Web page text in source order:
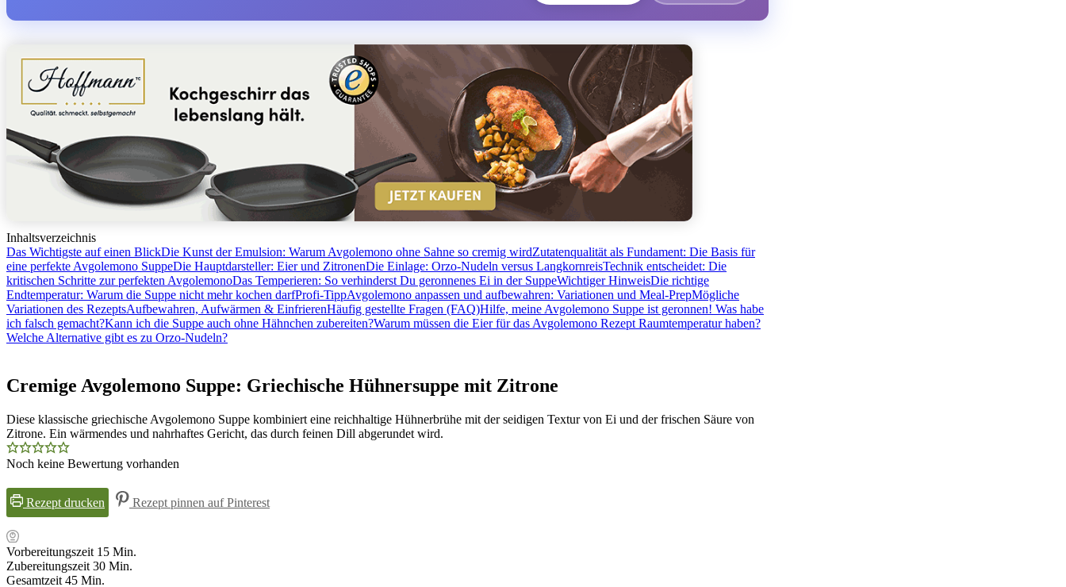
Inhaltsverzeichnis
Das Wichtigste auf einen BlickDie Kunst der Emulsion: Warum Avgolemono ohne Sahne so cremig wirdZutatenqualität als Fundament: Die Basis für
eine perfekte Avgolemono SuppeDie Hauptdarsteller: Eier und ZitronenDie Einlage: Orzo-Nudeln versus LangkornreisTechnik entscheidet: Die
kritischen Schritte zur perfekten AvgolemonoDas Temperieren: So verhinderst Du geronnenes Ei in der SuppeWichtiger HinweisDie richtige
Endtemperatur: Warum die Suppe nicht mehr kochen darfProfi-TippAvgolemono anpassen und aufbewahren: Variationen und Meal-PrepMögliche
Variationen des RezeptsAufbewahren, Aufwärmen & EinfrierenHäufig gestellte Fragen (FAQ)Hilfe, meine Avgolemono Suppe ist geronnen! Was habe
ich falsch gemacht?Kann ich die Suppe auch ohne Hähnchen zubereiten?Warum müssen die Eier für das Avgolemono Rezept Raumtemperatur haben?
Welche Alternative gibt es zu Orzo-Nudeln?
Cremige Avgolemono Suppe: Griechische Hühnersuppe mit Zitrone
Diese klassische griechische Avgolemono Suppe kombiniert eine reichhaltige Hühnerbrühe mit der seidigen Textur von Ei und der frischen Säure von
Zitrone. Ein wärmendes und nahrhaftes Gericht, das durch feinen Dill abgerundet wird.
Noch keine Bewertung vorhanden
Rezept drucken Rezept pinnen auf Pinterest
Vorbereitungszeit 15Minuten
Min.
Zubereitungszeit 30Minuten
Min.
Gesamtzeit 45Minuten
Min.